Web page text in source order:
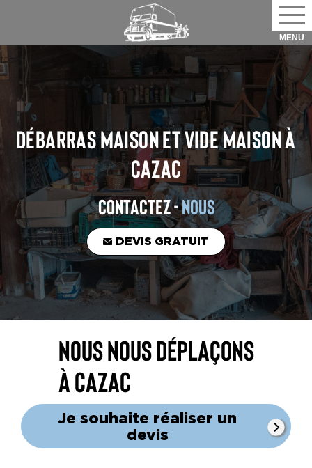
DÉBARRAS MAISON ET VIDE MAISONÀ
CAZAC
CONTACTEZ -NOUS
DEVIS GRATUIT
Nous nous déplaçons
à Cazac
Je souhaite réaliser un
devis